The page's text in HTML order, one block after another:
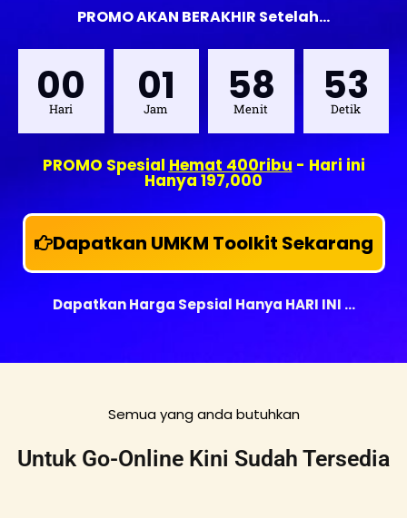
PROMO AKAN BERAKHIR Setelah...
00
Hari 01
Jam 58
Menit 51
Detik
PROMO Spesial Hemat 400ribu - Hari ini
Hanya 197,000
Dapatkan UMKM Toolkit Sekarang
Dapatkan Harga Sepsial Hanya HARI INI ...
Semua yang anda butuhkan
Untuk Go-Online Kini Sudah Tersedia